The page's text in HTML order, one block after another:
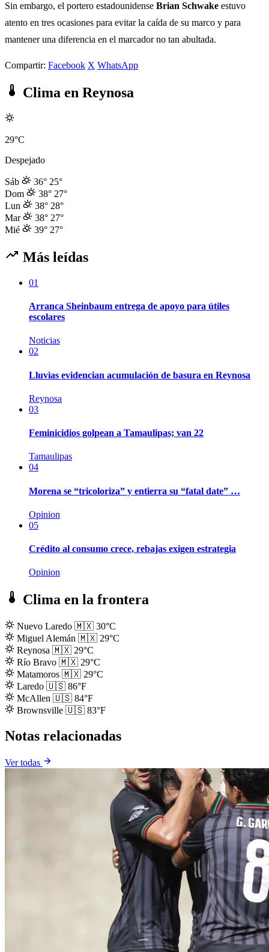
Sin embargo, el portero estadounidense Brian Schwake estuvo
atento en tres ocasiones para evitar la caída de su marco y para
mantener una diferencia en el marcador no tan abultada.
Compartir: Facebook X WhatsApp
Clima en Reynosa
29°C
Despejado
Sáb 36° 25°
Dom
38° 27°
Lun
38° 28°
Mar
38° 27°
Mié
39° 27°
Más leídas
01
Arranca Sheinbaum entrega de apoyo para útiles
escolares
Noticias
02
Lluvias evidencian acumulación de basura en Reynosa
Reynosa
03
Feminicidios golpean a Tamaulipas; van 22
Tamaulipas
04
Morena se “tricoloriza” y entierra su “fatal date” …
Opinion
05
Crédito al consumo crece, rebajas exigen estrategia
Opinion
Clima en la frontera
Nuevo Laredo 🇲🇽 30°C
Miguel Alemán 🇲🇽 29°C
Reynosa 🇲🇽 29°C
Río Bravo 🇲🇽 29°C
Matamoros 🇲🇽 29°C
Laredo 🇺🇸 86°F
McAllen 🇺🇸 84°F
Brownsville 🇺🇸 83°F
Notas relacionadas
Ver todas